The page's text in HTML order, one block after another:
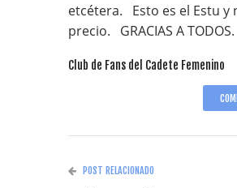
etcétera. Esto es el Estu y
precio. GRACIAS A TODOS.
Club de Fans del Cadete Femenino
POST RELACIONADO